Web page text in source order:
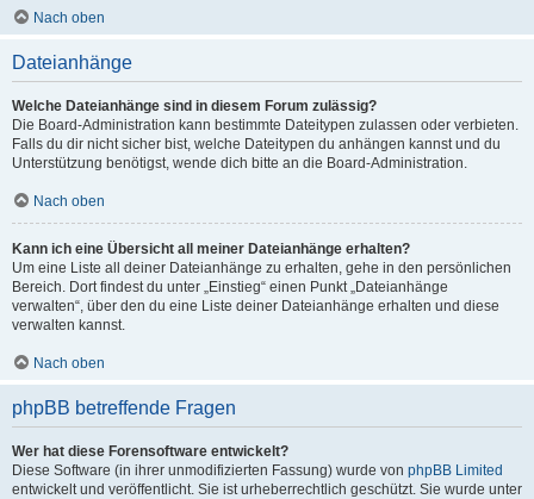
Nach oben
Dateianhänge
Welche Dateianhänge sind in diesem Forum zulässig?
Die Board-Administration kann bestimmte Dateitypen zulassen oder verbieten.
Falls du dir nicht sicher bist, welche Dateitypen du anhängen kannst und du
Unterstützung benötigst, wende dich bitte an die Board-Administration.
Nach oben
Kann ich eine Übersicht all meiner Dateianhänge erhalten?
Um eine Liste all deiner Dateianhänge zu erhalten, gehe in den persönlichen
Bereich. Dort findest du unter „Einstieg“ einen Punkt „Dateianhänge
verwalten“, über den du eine Liste deiner Dateianhänge erhalten und diese
verwalten kannst.
Nach oben
phpBB betreffende Fragen
Wer hat diese Forensoftware entwickelt?
Diese Software (in ihrer unmodifizierten Fassung) wurde von phpBB Limited
entwickelt und veröffentlicht. Sie ist urheberrechtlich geschützt. Sie wurde unter